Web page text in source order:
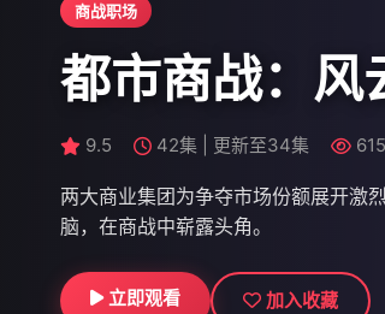
9.2 117分钟 790万
立即观看 加入收藏
商战职场
都市商战：风
9.5 42集 | 更新至34集
两大商业集团为争夺市场份额展开激
脑，在商战中崭露头角。
立即观看 加入收藏
悬疑探案：古
古镇发生离奇命案，老刑警与年轻助
立即观看 加入收藏